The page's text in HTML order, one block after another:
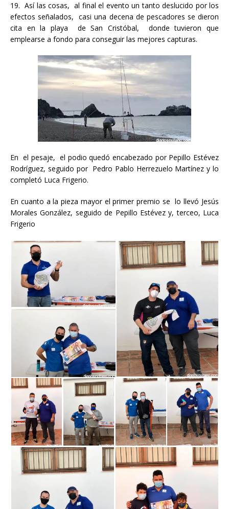
19. Así las cosas, al final el evento un tanto deslucido por los
efectos señalados, casi una decena de pescadores se dieron
cita en la playa de San Cristóbal, donde tuvieron que
emplearse a fondo para conseguir las mejores capturas.
En el pesaje, el podio quedó encabezado por Pepillo Estévez
Rodríguez, seguido por Pedro Pablo Herrezuelo Martínez y lo
completó Luca Frigerio.
En cuanto a la pieza mayor el primer premio se lo llevó Jesús
Morales González, seguido de Pepillo Estévez y, terceo, Luca
Frigerio